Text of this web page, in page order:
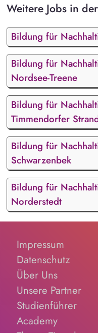
Weitere Jobs in
Bildung für
Bildung für
Nordsee-Treene
Bildung für
Timmendorfer
Bildung für
Schwarzenbek
Bildung für
Norderstedt
Impressum
Datenschutz
Über Uns
Unsere Partner
Studienführer
Academy